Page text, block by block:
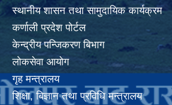
स्थानीय शासन तथा सामुदायिक कार्यक्रम
कर्णाली प्रदेश पोर्टल
केन्द्रीय पन्जिकरण बिभाग
लोकसेवा आयोग
गृह मन्त्रालय
शिक्षा, बिज्ञान तथा प्रविधि मन्त्रालय